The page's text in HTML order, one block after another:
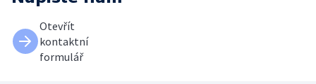
Otevřít
kontaktní
formulář